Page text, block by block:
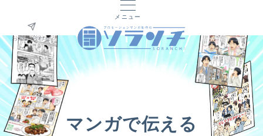
メニュー
お問い合わせ
マンガで伝える